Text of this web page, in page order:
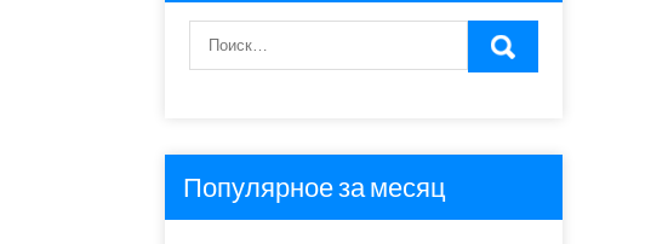
Популярное за месяц